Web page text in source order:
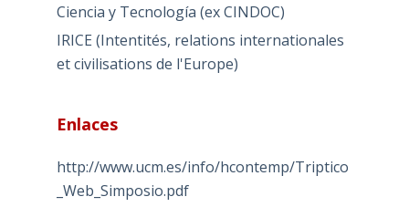
Ciencia y Tecnología (ex CINDOC)
IRICE (Intentités, relations internationales
et civilisations de l'Europe)
Enlaces
http://www.ucm.es/info/hcontemp/Triptico
_Web_Simposio.pdf